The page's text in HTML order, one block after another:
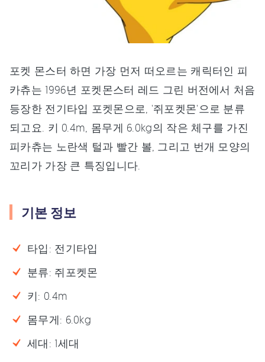
포켓 몬스터 하면 가장 먼저 떠오르는 캐릭터인 피
카츄는 1996년 포켓몬스터 레드 그린 버전에서 처음
등장한 전기타입 포켓몬으로, '쥐포켓몬'으로 분류
되고요. 키 0.4m, 몸무게 6.0kg의 작은 체구를 가진
피카츄는 노란색 털과 빨간 볼, 그리고 번개 모양의
꼬리가 가장 큰 특징입니다.
기본 정보
타입: 전기타입
분류: 쥐포켓몬
키: 0.4m
몸무게: 6.0kg
세대: 1세대